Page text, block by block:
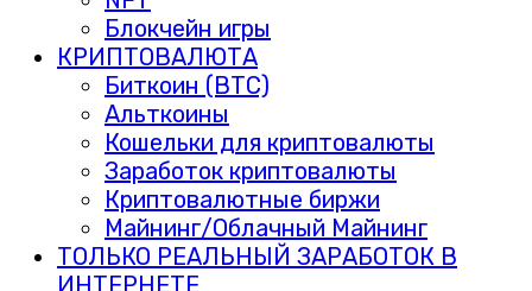
Блокчейн игры
КРИПТОВАЛЮТА
Биткоин (BTC)
Альткоины
Кошельки для криптовалюты
Заработок криптовалюты
Криптовалютные биржи
Майнинг/Облачный Майнинг
ТОЛЬКО РЕАЛЬНЫЙ ЗАРАБОТОК В
ИНТЕРНЕТЕ